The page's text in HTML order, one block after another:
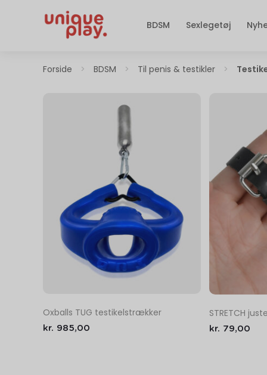
BDSM Sexlegetøj
Forside > BDSM > Til penis & testikler >
Oxballs TUG testikelstrækker
kr. 985,00
STRETCH
kr. 79,00